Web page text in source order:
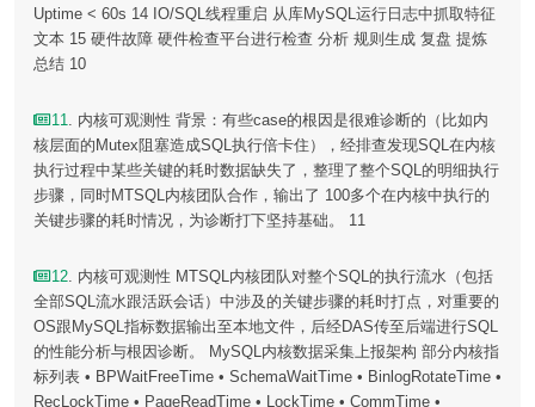
Uptime < 60s 14 IO/SQL线程重启 从库MySQL运行日志中抓取特征
文本 15 硬件故障 硬件检查平台进行检查 分析 规则生成 复盘 提炼
总结 10
11. 内核可观测性 背景：有些case的根因是很难诊断的（比如内
核层面的Mutex阻塞造成SQL执行倍卡住），经排查发现SQL在内核
执行过程中某些关键的耗时数据缺失了，整理了整个SQL的明细执行
步骤，同时MTSQL内核团队合作，输出了 100多个在内核中执行的
关键步骤的耗时情况，为诊断打下坚持基础。 11
12. 内核可观测性 MTSQL内核团队对整个SQL的执行流水（包括
全部SQL流水跟活跃会话）中涉及的关键步骤的耗时打点，对重要的
OS跟MySQL指标数据输出至本地文件，后经DAS传至后端进行SQL
的性能分析与根因诊断。 MySQL内核数据采集上报架构 部分内核指
标列表 • BPWaitFreeTime • SchemaWaitTime • BinlogRotateTime •
RecLockTime • PageReadTime • LockTime • CommTime •